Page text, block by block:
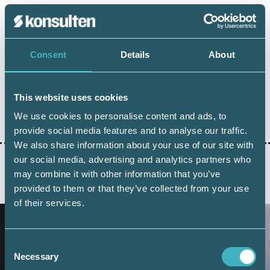
Consent Details About
This website uses cookies
We use cookies to personalise content and ads, to
provide social media features and to analyse our traffic.
We also share information about your use of our site with
our social media, advertising and analytics partners who
may combine it with other information that you’ve
provided to them or that they’ve collected from your use
of their services.
Selection
Necessary
Källa: Visma
Dela:
AKTUELLA ARTIKLAR